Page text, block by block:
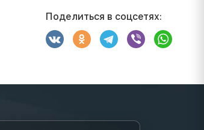
Поделиться в соцсетях: